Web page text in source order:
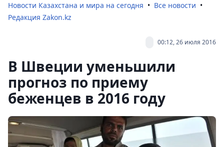
Новости Казахстана и мира на сегодня
Все новости
Редакция Zakon.kz
00:12, 26 июля 2016
В Швеции уменьшили
прогноз по приему
беженцев в 2016 году